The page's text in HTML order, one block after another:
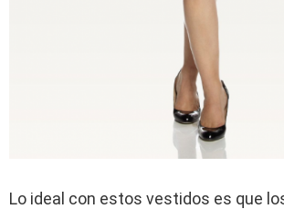
Lo ideal con estos vestidos es que